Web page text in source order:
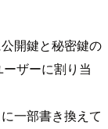
開鍵と秘密鍵の
ザーに割り当
一部書き換えて